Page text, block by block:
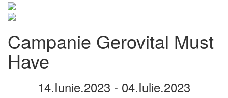
Campanie Gerovital Must
Have
14.Iunie.2023 - 04.Iulie.2023